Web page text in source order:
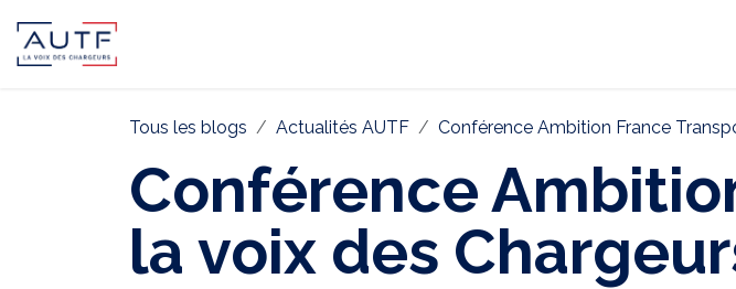
Tous les blogs Actualités AUTF Conférence Ambition France
Conférence
la voix des